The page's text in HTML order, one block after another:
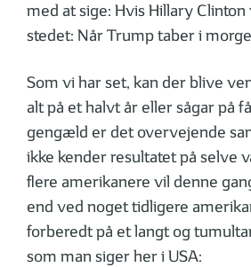
med at sige: Hvis Hillary Clinton
stedet: Når Trump taber i
Som vi har set, kan der blive
alt på et halvt år eller sågar på
gengæld er det overvejende
ikke kender resultatet på selve
flere amerikanere vil denne
end ved noget tidligere
forberedt på et langt og
som man siger her i USA: